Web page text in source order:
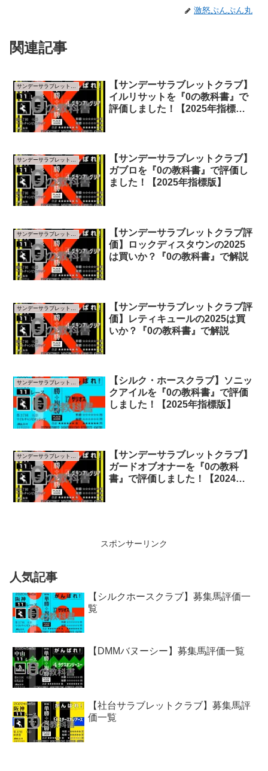
激怒ぷんぷん丸
関連記事
【サンデーサラブレットクラブ】
イルリサットを『0の教科書』で
評価しました！【2025年指標
サンデーサラブレットクラブ
【サンデーサラブレットクラブ】
ガブロを『0の教科書』で評価し
ました！【2025年指標版】
サンデーサラブレットクラブ
【サンデーサラブレットクラブ評
価】ロックディスタウンの2025
は買いか？『0の教科書』で解説
【サンデーサラブレットクラブ評
価】レティキュールの2025は買
いか？『0の教科書』で解説
【シルク・ホースクラブ】ソニッ
クアイルを『0の教科書』で評価
しました！【2025年指標版】
サンデーサラブレットクラブ
【サンデーサラブレットクラブ】
ガードオブオナーを『0の教科
書』で評価しました！【2024年
スポンサーリンク
人気記事
【シルクホースクラブ】募集馬評価一
覧
【DMMバヌーシー】募集馬評価一覧
【社台サラブレットクラブ】募集馬評
価一覧